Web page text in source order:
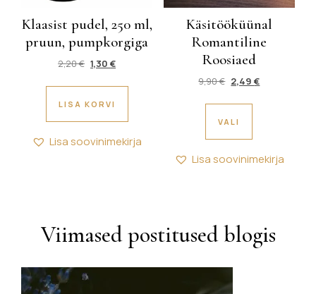
Klaasist pudel, 250 ml,
pruun, pumpkorgiga
2,20€ 1,30€
LISA KORVI
Lisa soovinimekirja
Käsitööküünal
Romantiline
Roosiaed
9,90€ 2,49€
VALI
Lisa soovinimekirja
Viimased postitused blogis